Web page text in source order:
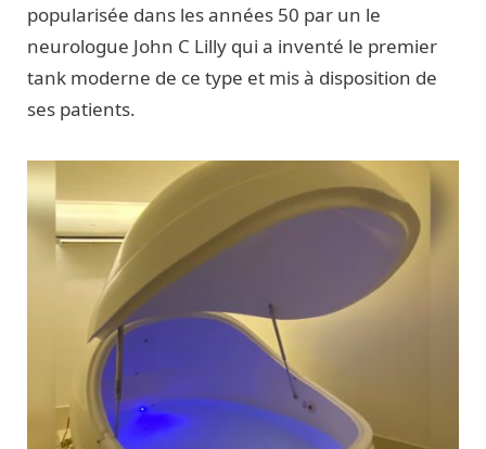
popularisée dans les années 50 par un le
neurologue John C Lilly qui a inventé le premier
tank moderne de ce type et mis à disposition de
ses patients.